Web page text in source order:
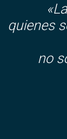
quienes
no